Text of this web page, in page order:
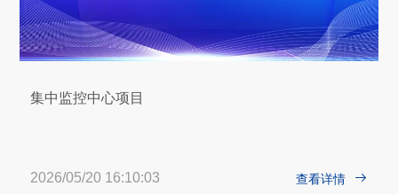
集中监控中心项目
2026/05/20 16:10:03 查看详情 